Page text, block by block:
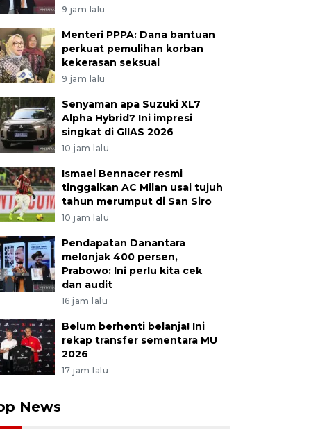
9 jam lalu
Menteri PPPA: Dana bantuan
perkuat pemulihan korban
kekerasan seksual
9 jam lalu
Senyaman apa Suzuki XL7
Alpha Hybrid? Ini impresi
singkat di GIIAS 2026
10 jam lalu
Ismael Bennacer resmi
tinggalkan AC Milan usai tujuh
tahun merumput di San Siro
10 jam lalu
Pendapatan Danantara
melonjak 400 persen,
Prabowo: Ini perlu kita cek
dan audit
16 jam lalu
Belum berhenti belanja! Ini
rekap transfer sementara MU
2026
17 jam lalu
News